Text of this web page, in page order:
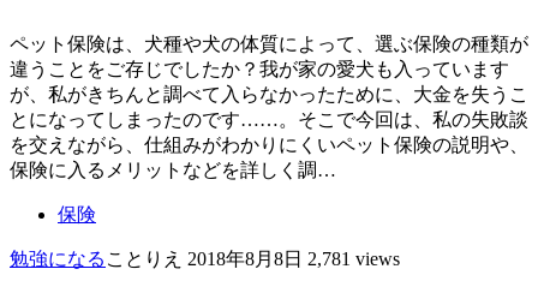
ペット保険は、犬種や犬の体質によって、選ぶ保険の種類が
違うことをご存じでしたか？我が家の愛犬も入っています
が、私がきちんと調べて入らなかったために、大金を失うこ
とになってしまったのです……。そこで今回は、私の失敗談
を交えながら、仕組みがわかりにくいペット保険の説明や、
保険に入るメリットなどを詳しく調…
保険
勉強になる ことりえ 2018年8月8日 2,781 views